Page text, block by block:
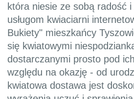
która niesie ze sobą radość
usługom kwiaciarni
Bukiety" mieszkańcy
się kwiatowymi
dostarczanymi prosto pod
względu na okazję - od
kwiatowa dostawa jest